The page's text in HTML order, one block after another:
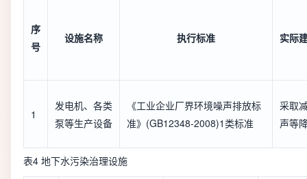
序
号
设施名称 执行标准 实际
1
发电机、各类
泵等生产设备
《工业企业厂界环境噪声排放标
准》(GB12348-2008)1类标准
采取
声等
表4 地下水污染治理设施